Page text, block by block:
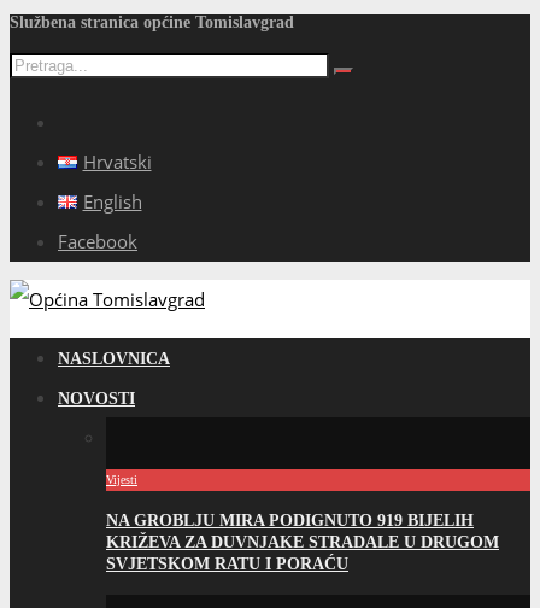
Službena stranica općine Tomislavgrad
Hrvatski
English
Facebook
NASLOVNICA
NOVOSTI
Vijesti
NA GROBLJU MIRA PODIGNUTO 919 BIJELIH
KRIŽEVA ZA DUVNJAKE STRADALE U DRUGOM
SVJETSKOM RATU I PORAĆU